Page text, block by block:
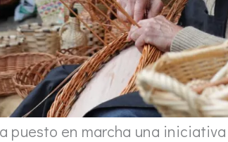
puesto en marcha una